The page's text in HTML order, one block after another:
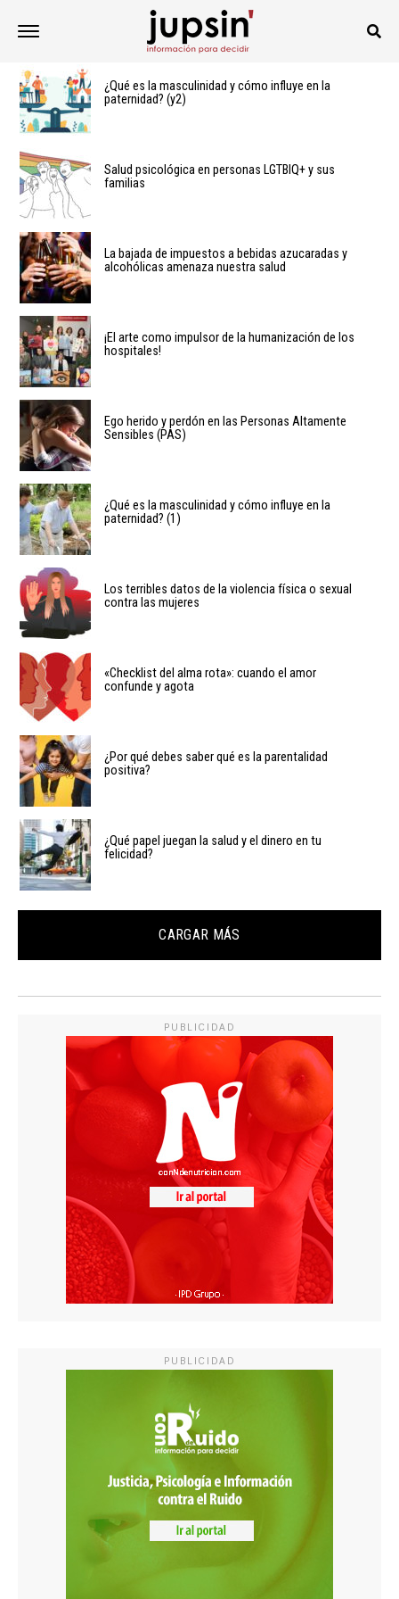
¿Qué es la masculinidad y cómo influye en la
paternidad? (y2)
Salud psicológica en personas LGTBIQ+ y sus
familias
La bajada de impuestos a bebidas azucaradas y
alcohólicas amenaza nuestra salud
¡El arte como impulsor de la humanización de los
hospitales!
Ego herido y perdón en las Personas Altamente
Sensibles (PAS)
¿Qué es la masculinidad y cómo influye en la
paternidad? (1)
Los terribles datos de la violencia física o sexual
contra las mujeres
«Checklist del alma rota»: cuando el amor
confunde y agota
¿Por qué debes saber qué es la parentalidad
positiva?
¿Qué papel juegan la salud y el dinero en tu
felicidad?
CARGAR MÁS
PUBLICIDAD
PUBLICIDAD